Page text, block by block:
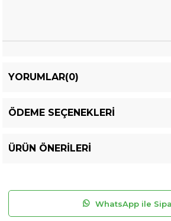
YORUMLAR(0)
ÖDEME SEÇENEKLERI
ÜRÜN ÖNERILERI
WhatsApp ile